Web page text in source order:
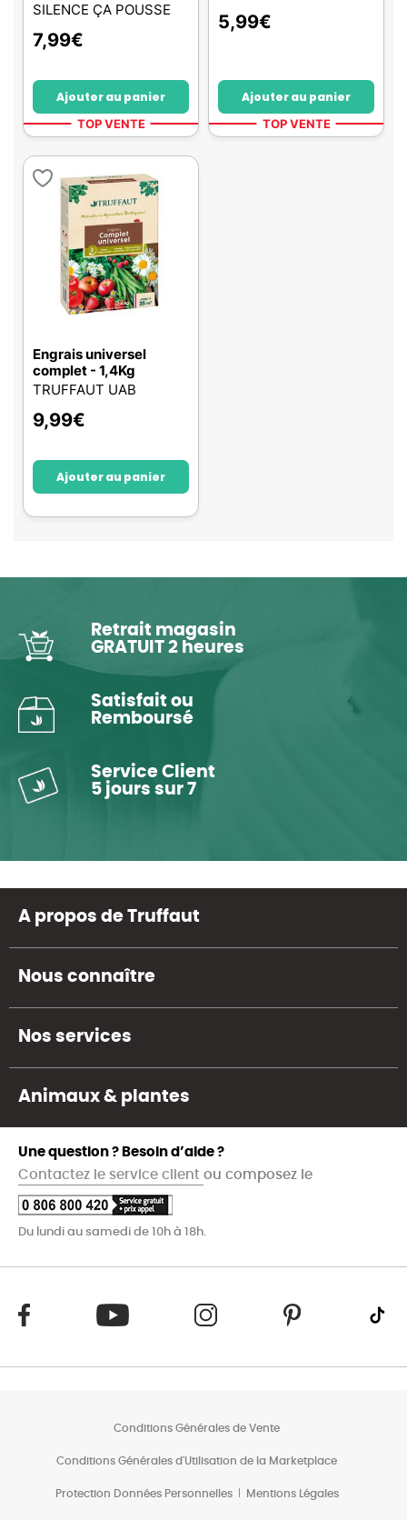
SILENCE ÇA POUSSE
7,99€
Ajouter au panier
TOP VENTE
5,99€
Ajouter au panier
TOP VENTE
Engrais universel
complet - 1,4Kg
TRUFFAUT UAB
9,99€
Ajouter au panier
Retrait magasin
GRATUIT 2 heures
Satisfait ou
Remboursé
Service Client
5 jours sur 7
A propos de Truffaut
Nous connaître
Nos services
Animaux & plantes
Une question ? Besoin d’aide ?
Contactez le service client ou composez le
Du lundi au samedi de 10h à 18h.
Conditions Générales de Vente
Conditions Générales d'Utilisation de la Marketplace
Protection Données Personnelles Mentions Légales